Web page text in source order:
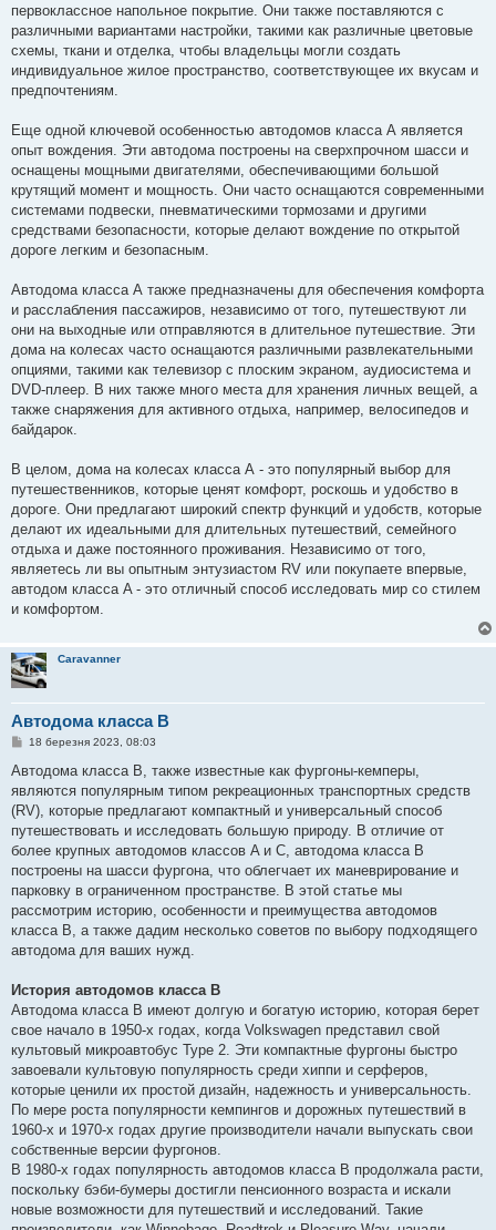
первоклассное напольное покрытие. Они также поставляются с
различными вариантами настройки, такими как различные цветовые
схемы, ткани и отделка, чтобы владельцы могли создать
индивидуальное жилое пространство, соответствующее их вкусам и
предпочтениям.
Еще одной ключевой особенностью автодомов класса А является
опыт вождения. Эти автодома построены на сверхпрочном шасси и
оснащены мощными двигателями, обеспечивающими большой
крутящий момент и мощность. Они часто оснащаются современными
системами подвески, пневматическими тормозами и другими
средствами безопасности, которые делают вождение по открытой
дороге легким и безопасным.
Автодома класса А также предназначены для обеспечения комфорта
и расслабления пассажиров, независимо от того, путешествуют ли
они на выходные или отправляются в длительное путешествие. Эти
дома на колесах часто оснащаются различными развлекательными
опциями, такими как телевизор с плоским экраном, аудиосистема и
DVD-плеер. В них также много места для хранения личных вещей, а
также снаряжения для активного отдыха, например, велосипедов и
байдарок.
В целом, дома на колесах класса А - это популярный выбор для
путешественников, которые ценят комфорт, роскошь и удобство в
дороге. Они предлагают широкий спектр функций и удобств, которые
делают их идеальными для длительных путешествий, семейного
отдыха и даже постоянного проживания. Независимо от того,
являетесь ли вы опытным энтузиастом RV или покупаете впервые,
автодом класса A - это отличный способ исследовать мир со стилем
и комфортом.
Caravanner
Автодома класса B
П
в
д
о
л
е
н
я
18 березня 2023, 08:03
Автодома класса B, также известные как фургоны-кемперы,
являются популярным типом рекреационных транспортных средств
(RV), которые предлагают компактный и универсальный способ
путешествовать и исследовать большую природу. В отличие от
более крупных автодомов классов A и C, автодома класса B
построены на шасси фургона, что облегчает их маневрирование и
парковку в ограниченном пространстве. В этой статье мы
рассмотрим историю, особенности и преимущества автодомов
класса B, а также дадим несколько советов по выбору подходящего
автодома для ваших нужд.
История автодомов класса B
Автодома класса B имеют долгую и богатую историю, которая берет
свое начало в 1950-х годах, когда Volkswagen представил свой
культовый микроавтобус Type 2. Эти компактные фургоны быстро
завоевали культовую популярность среди хиппи и серферов,
которые ценили их простой дизайн, надежность и универсальность.
По мере роста популярности кемпингов и дорожных путешествий в
1960-х и 1970-х годах другие производители начали выпускать свои
собственные версии фургонов.
В 1980-х годах популярность автодомов класса B продолжала расти,
поскольку бэби-бумеры достигли пенсионного возраста и искали
новые возможности для путешествий и исследований. Такие